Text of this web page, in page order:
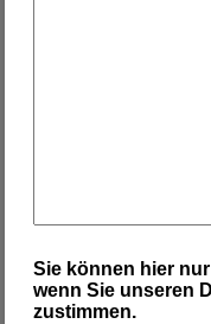
Sie können hier
wenn Sie unseren
zustimmen.